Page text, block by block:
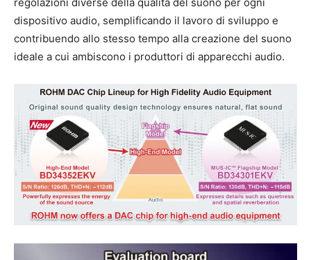
regolazioni diverse della qualità del suono per ogni
dispositivo audio, semplificando il lavoro di sviluppo e
contribuendo allo stesso tempo alla creazione del suono
ideale a cui ambiscono i produttori di apparecchi audio.